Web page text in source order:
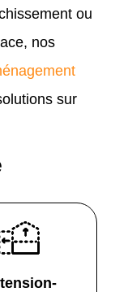
ou
nos
sur